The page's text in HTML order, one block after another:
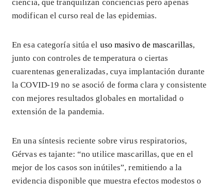
ciencia, que tranquilizan conciencias pero apenas
modifican el curso real de las epidemias.
En esa categoría sitúa el uso masivo de mascarillas,
junto con controles de temperatura o ciertas
cuarentenas generalizadas, cuya implantación durante
la COVID-19 no se asoció de forma clara y consistente
con mejores resultados globales en mortalidad o
extensión de la pandemia.
En una síntesis reciente sobre virus respiratorios,
Gérvas es tajante: “no utilice mascarillas, que en el
mejor de los casos son inútiles”, remitiendo a la
evidencia disponible que muestra efectos modestos o